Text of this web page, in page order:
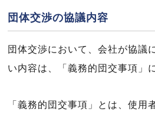
団体交渉の協議内容
団体交渉において、会社が協議
い内容は、「義務的団交事項」
「義務的団交事項」とは、使用